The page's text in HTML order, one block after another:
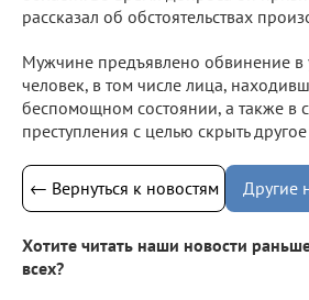
рассказал об обстоятельствах
Мужчине предъявлено обвинение в
человек, в том числе лица,
беспомощном состоянии, а также в
преступления с целью скрыть
← Вернуться к новостям Другие
Хотите читать наши новости
всех?